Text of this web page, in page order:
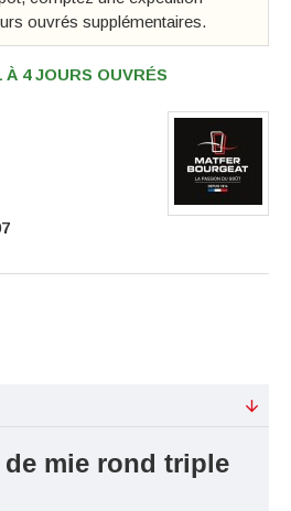
ouvrés supplémentaires.
À 4 JOURS OUVRÉS
mie rond triple